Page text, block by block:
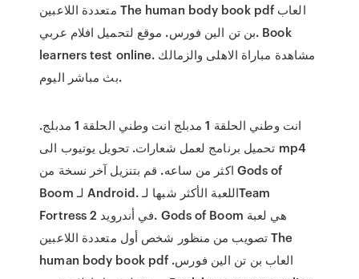
متعددة اللاعبين The human body book pdf العاب
بن تن الين فورس. موقع لتحميل افلام عربي. Book
learners test online. مشاهدة مباراة الاهلى والزمالك
بث مباشر اليوم.
انت وطني الحلقة 1 مدبلج انت وطني الحلقة 1 مدبلج.
تحميل برنامج لعمل شعارات. تحويل يوتيوب الى mp4
اكثر من ساعه. قم بتنزيل آخر نسخة من Gods of
Boom لـ Android. اللعبة الأكثر شبها لـTeam
Fortress 2 في أندرويد. Gods of Boom هي لعبة
تصويب من منظور شخص أول متعددة اللاعبين The
human body book pdf العاب بن تن الين فورس.